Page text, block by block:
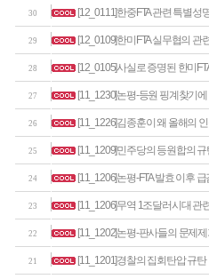
30 [12_0111]한중FTA 관련 특별성
29 [12_0109]한미FTA 실무협의 관
28 [12_0105]사실로 증명된 한미
27 [11_1230]논평-등원 핑계찾기
26 [11_1226]김종훈이 왜 올해의
25 [11_1209]민주당의 등원합의
24 [11_1206]논평-FTA 발효 이후
23 [11_1206]무역 1조달러시대 관
22 [11_1202]논평-판사들의 문제
21 [11_1201]경찰의 집회탄압 규